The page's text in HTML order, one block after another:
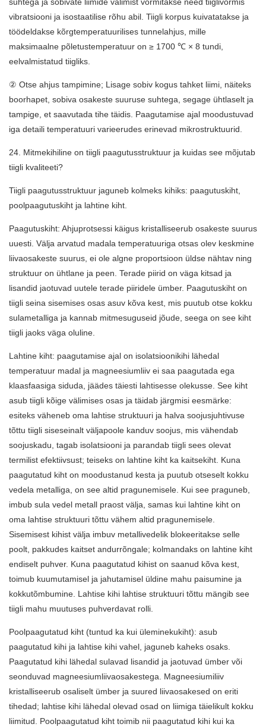
suhtega ja sobivate liimide valimist vormitakse need tiiglivormis
vibratsiooni ja isostaatilise rõhu abil. Tiigli korpus kuivatatakse ja
töödeldakse kõrgtemperatuurilises tunnelahjus, mille
maksimaalne põletustemperatuur on ≥ 1700 ℃ × 8 tundi,
eelvalmistatud tiigliks.
② Otse ahjus tampimine; Lisage sobiv kogus tahket liimi, näiteks
boorhapet, sobiva osakeste suuruse suhtega, segage ühtlaselt ja
tampige, et saavutada tihe täidis. Paagutamise ajal moodustuvad
iga detaili temperatuuri varieerudes erinevad mikrostruktuurid.
24. Mitmekihiline on tiigli paagutusstruktuur ja kuidas see mõjutab
tiigli kvaliteeti?
Tiigli paagutusstruktuur jaguneb kolmeks kihiks: paagutuskiht,
poolpaagutuskiht ja lahtine kiht.
Paagutuskiht: Ahjuprotsessi käigus kristalliseerub osakeste suurus
uuesti. Välja arvatud madala temperatuuriga otsas olev keskmine
liivaosakeste suurus, ei ole algne proportsioon üldse nähtav ning
struktuur on ühtlane ja peen. Terade piirid on väga kitsad ja
lisandid jaotuvad uutele terade piiridele ümber. Paagutuskiht on
tiigli seina sisemises osas asuv kõva kest, mis puutub otse kokku
sulametalliga ja kannab mitmesuguseid jõude, seega on see kiht
tiigli jaoks väga oluline.
Lahtine kiht: paagutamise ajal on isolatsioonikihi lähedal
temperatuur madal ja magneesiumliiv ei saa paagutada ega
klaasfaasiga siduda, jäädes täiesti lahtisesse olekusse. See kiht
asub tiigli kõige välimises osas ja täidab järgmisi eesmärke:
esiteks väheneb oma lahtise struktuuri ja halva soojusjuhtivuse
tõttu tiigli siseseinalt väljapoole kanduv soojus, mis vähendab
soojuskadu, tagab isolatsiooni ja parandab tiigli sees olevat
termilist efektiivsust; teiseks on lahtine kiht ka kaitsekiht. Kuna
paagutatud kiht on moodustanud kesta ja puutub otseselt kokku
vedela metalliga, on see altid pragunemisele. Kui see praguneb,
imbub sula vedel metall praost välja, samas kui lahtine kiht on
oma lahtise struktuuri tõttu vähem altid pragunemisele.
Sisemisest kihist välja imbuv metallivedelik blokeeritakse selle
poolt, pakkudes kaitset andurrõngale; kolmandaks on lahtine kiht
endiselt puhver. Kuna paagutatud kihist on saanud kõva kest,
toimub kuumutamisel ja jahutamisel üldine mahu paisumine ja
kokkutõmbumine. Lahtise kihi lahtise struktuuri tõttu mängib see
tiigli mahu muutuses puhverdavat rolli.
Poolpaagutatud kiht (tuntud ka kui üleminekukiht): asub
paagutatud kihi ja lahtise kihi vahel, jaguneb kaheks osaks.
Paagutatud kihi lähedal sulavad lisandid ja jaotuvad ümber või
seonduvad magneesiumliivaosakestega. Magneesiumiliiv
kristalliseerub osaliselt ümber ja suured liivaosakesed on eriti
tihedad; lahtise kihi lähedal olevad osad on liimiga täielikult kokku
liimitud. Poolpaagutatud kiht toimib nii paagutatud kihi kui ka